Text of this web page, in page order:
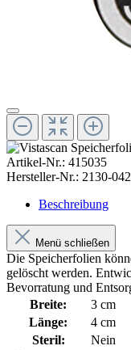
Artikel-Nr.: 415035
Hersteller-Nr.: 2130-
Beschreibung
Menü schließen
Die Speicherfolien
gelöscht werden.
Bevorratung und
Breite:
3 cm
Länge:
4 cm
Steril:
Nein